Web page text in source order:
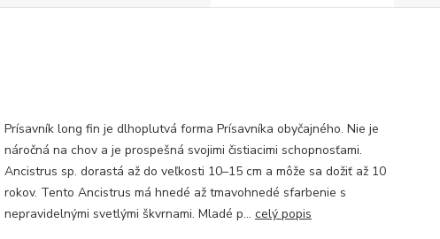
Prísavník long fin je dlhoplutvá forma Prísavníka obyčajného. Nie je
náročná na chov a je prospešná svojimi čistiacimi schopnosťami.
Ancistrus sp. dorastá až do veľkosti 10–15 cm a môže sa dožiť až 10
rokov. Tento Ancistrus má hnedé až tmavohnedé sfarbenie s
nepravidelnými svetlými škvrnami. Mladé p... celý popis